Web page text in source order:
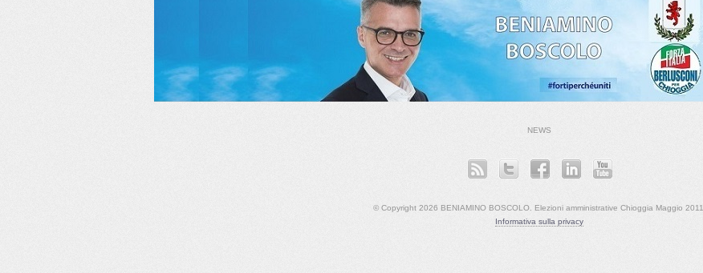
NEWS
© Copyright 2026 BENIAMINO BOSCOLO. Elezioni amministrative Chioggia Maggio 2011.
Informativa sulla privacy